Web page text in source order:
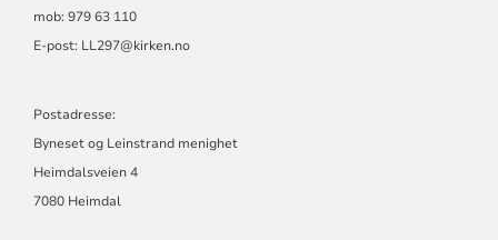
mob: 979 63 110
E-post: LL297@kirken.no
Postadresse:
Byneset og Leinstrand menighet
Heimdalsveien 4
7080 Heimdal